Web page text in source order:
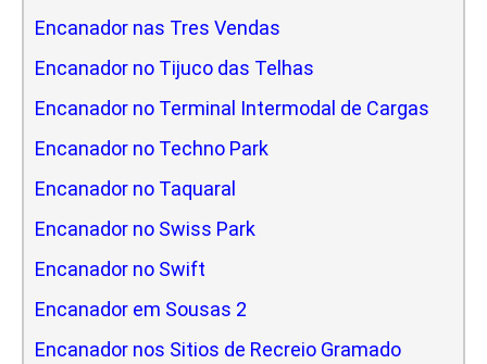
Encanador nas Tres Vendas
Encanador no Tijuco das Telhas
Encanador no Terminal Intermodal de Cargas
Encanador no Techno Park
Encanador no Taquaral
Encanador no Swiss Park
Encanador no Swift
Encanador em Sousas 2
Encanador nos Sitios de Recreio Gramado